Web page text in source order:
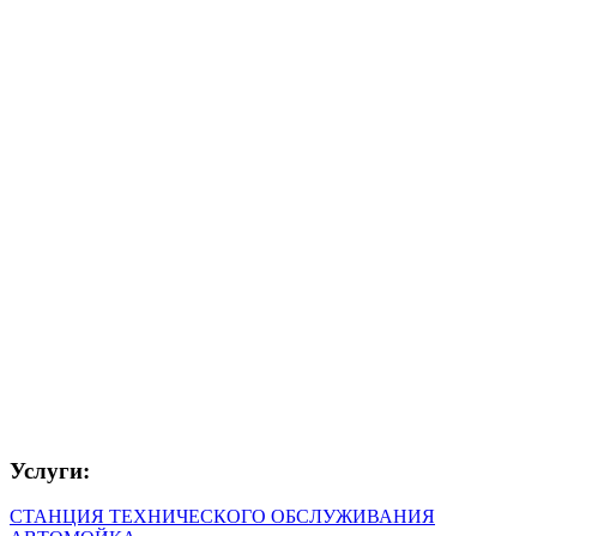
Услуги:
СТАНЦИЯ ТЕХНИЧЕСКОГО ОБСЛУЖИВАНИЯ